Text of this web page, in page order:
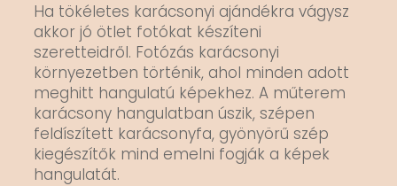
Ha tökéletes karácsonyi ajándékra vágysz
akkor jó ötlet fotókat készíteni
szeretteidről. Fotózás karácsonyi
környezetben történik, ahol minden adott
meghitt hangulatú képekhez. A műterem
karácsony hangulatban úszik, szépen
feldíszített karácsonyfa, gyönyörű szép
kiegészítők mind emelni fogják a képek
hangulatát.